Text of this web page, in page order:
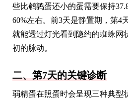
些比鹌鹑蛋还小的蛋需要保持
60%左右。前3天是静置期，第4
就能透过灯光看到隐约的蜘蛛
初的脉动。
二、第7天的关键诊断
弱精蛋在照蛋时会呈现三种典型